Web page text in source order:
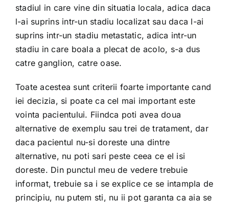
stadiul in care vine din situatia locala, adica daca
l-ai suprins intr-un stadiu localizat sau daca l-ai
suprins intr-un stadiu metastatic, adica intr-un
stadiu in care boala a plecat de acolo, s-a dus
catre ganglion, catre oase.
Toate acestea sunt criterii foarte importante cand
iei decizia, si poate ca cel mai important este
vointa pacientului. Fiindca poti avea doua
alternative de exemplu sau trei de tratament, dar
daca pacientul nu-si doreste una dintre
alternative, nu poti sari peste ceea ce el isi
doreste. Din punctul meu de vedere trebuie
informat, trebuie sa i se explice ce se intampla de
principiu, nu putem sti, nu ii pot garanta ca aia se